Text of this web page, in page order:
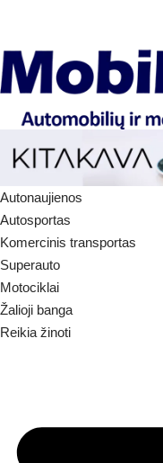
Autonaujienos
Autosportas
Komercinis transportas
Superauto
Motociklai
Žalioji banga
Reikia žinoti